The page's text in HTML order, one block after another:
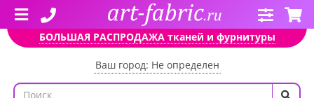
БОЛЬШАЯ РАСПРОДАЖА тканей и фурнитуры
Ваш город: Не определен